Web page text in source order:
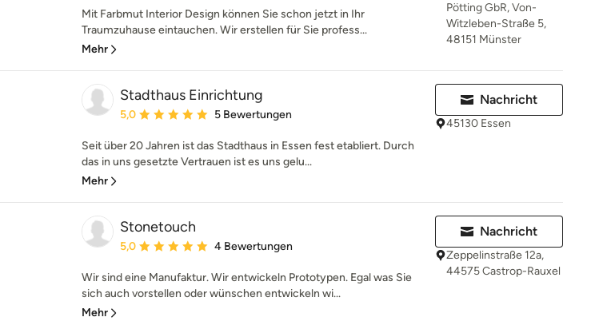
Mit Farbmut Interior Design können Sie schon jetzt in Ihr
Traumzuhause eintauchen. Wir erstellen für Sie profess...
Mehr
Pötting GbR, Von-
Witzleben-Straße 5,
48151 Münster
Stadthaus Einrichtung
Durchschnittliche Bewertung: 5 von 5 Sternen
5,0 5 Bewertungen
Seit über 20 Jahren ist das Stadthaus in Essen fest etabliert. Durch
das in uns gesetzte Vertrauen ist es uns gelu...
Mehr
Nachricht
45130 Essen
Stonetouch
Durchschnittliche Bewertung: 5 von 5 Sternen
5,0 4 Bewertungen
Wir sind eine Manufaktur. Wir entwickeln Prototypen. Egal was Sie
sich auch vorstellen oder wünschen entwickeln wi...
Mehr
Nachricht
Zeppelinstraße 12a,
44575 Castrop-Rauxel